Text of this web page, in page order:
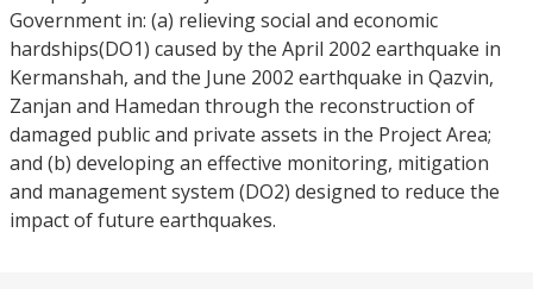
Government in: (a) relieving social and economic
hardships(DO1) caused by the April 2002 earthquake in
Kermanshah, and the June 2002 earthquake in Qazvin,
Zanjan and Hamedan through the reconstruction of
damaged public and private assets in the Project Area;
and (b) developing an effective monitoring, mitigation
and management system (DO2) designed to reduce the
impact of future earthquakes.